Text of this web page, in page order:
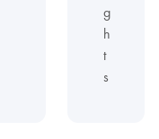
g
h
t
s